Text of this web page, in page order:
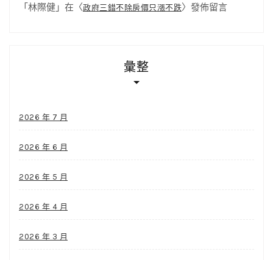
「 林際健 」在〈政府三錯不除房價只漲不跌〉發佈留言
彙整
2026 年 7 月
2026 年 6 月
2026 年 5 月
2026 年 4 月
2026 年 3 月